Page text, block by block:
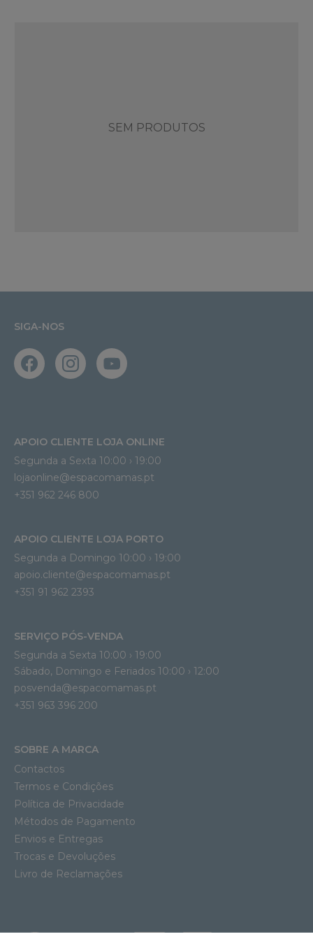
SEM PRODUTOS
SIGA-NOS
APOIO CLIENTE LOJA ONLINE
Segunda a Sexta 10:00 › 19:00
lojaonline@espacomamas.pt
+351 962 246 800
APOIO CLIENTE LOJA PORTO
Segunda a Domingo 10:00 › 19:00
apoio.cliente@espacomamas.pt
+351 91 962 2393
SERVIÇO PÓS-VENDA
Segunda a Sexta 10:00 › 19:00
Sábado, Domingo e Feriados 10:00 › 12:00
posvenda@espacomamas.pt
+351 963 396 200
SOBRE A MARCA
Contactos
Termos e Condições
Política de Privacidade
Métodos de Pagamento
Envios e Entregas
Trocas e Devoluções
Livro de Reclamações